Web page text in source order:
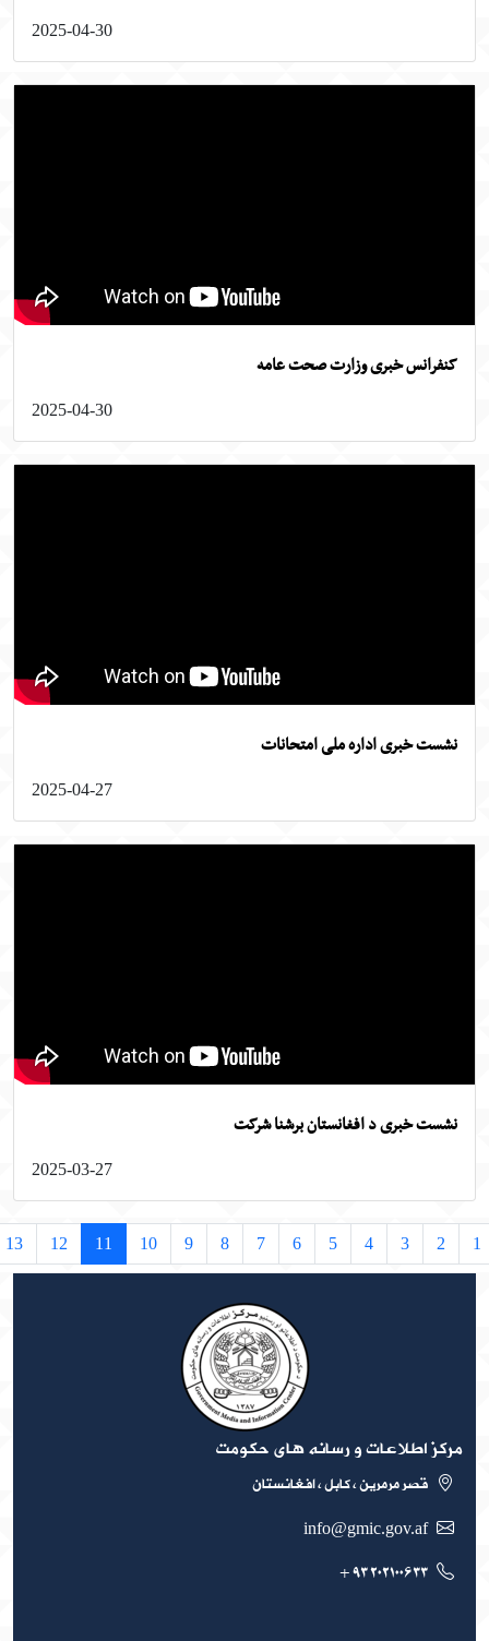
2025-04-30
خبری وزارت صحت عامه
2025-04-30
خبری اداره ملی امتحانات
2025-04-27
خبری د افغانستان برشنا شرکت
2025-03-27
3
4
5
6
7
8
9
10
11
12
13
›
اطلاعات و رسانه های حکومت
قصر مرمرین ، کابل ، افغانستان
info@gmic.gov.af
۲۰۲۱۰۰۶۳۳ ۹۳ +